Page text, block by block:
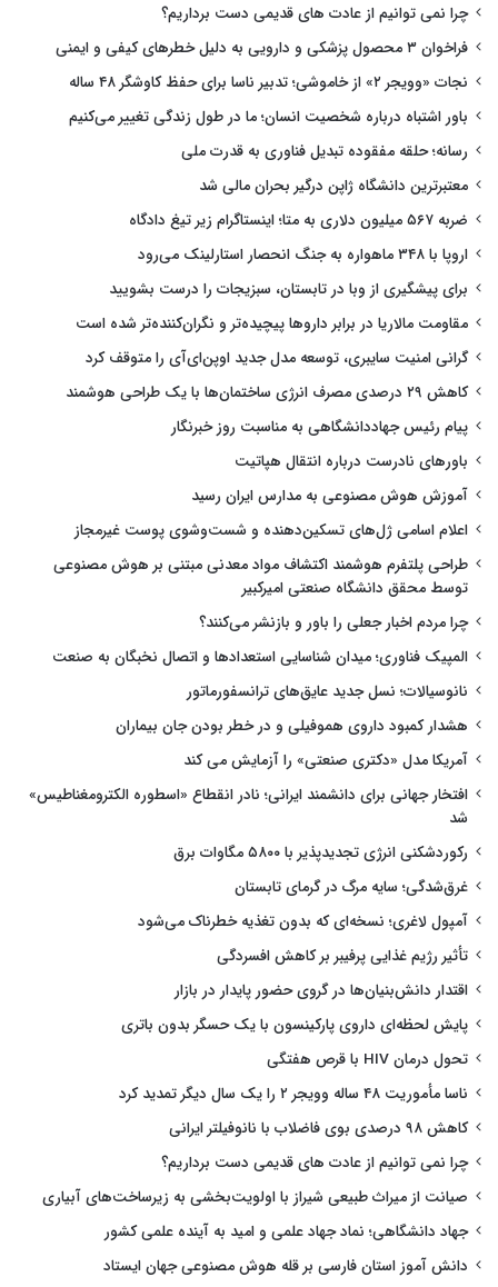
چرا نمی توانیم از عادت های قدیمی دست برداریم؟
فراخوان ۳ محصول پزشکی و دارویی به دلیل خطرهای کیفی و ایمنی
نجات «وویجر ۲» از خاموشی؛ تدبیر ناسا برای حفظ کاوشگر ۴۸ ساله
باور اشتباه درباره شخصیت انسان؛ ما در طول زندگی تغییر می‌کنیم
رسانه؛ حلقه مفقوده تبدیل فناوری به قدرت ملی
معتبرترین دانشگاه ژاپن درگیر بحران مالی شد
ضربه ۵۶۷ میلیون دلاری به متا؛ اینستاگرام زیر تیغ دادگاه
اروپا با ۳۴۸ ماهواره به جنگ انحصار استارلینک می‌رود
برای پیشگیری از وبا در تابستان، سبزیجات را درست بشویید
مقاومت مالاریا در برابر داروها پیچیده‌تر و نگران‌کننده‌تر شده است
گرانی امنیت سایبری، توسعه مدل جدید اوپن‌ای‌آی را متوقف کرد
کاهش ۲۹ درصدی مصرف انرژی ساختمان‌ها با یک طراحی هوشمند
پیام رئیس جهاددانشگاهی به مناسبت روز خبرنگار
باورهای نادرست درباره انتقال هپاتیت
آموزش هوش مصنوعی به مدارس ایران رسید
اعلام اسامی ژل‌های تسکین‌دهنده و شست‌وشوی پوست غیرمجاز
طراحی پلتفرم هوشمند اکتشاف مواد معدنی مبتنی بر هوش مصنوعی
توسط محقق دانشگاه صنعتی امیرکبیر
چرا مردم اخبار جعلی را باور و بازنشر می‌کنند؟
المپیک فناوری؛ میدان شناسایی استعدادها و اتصال نخبگان به صنعت
نانوسیالات؛ نسل جدید عایق‌های ترانسفورماتور
هشدار کمبود داروی هموفیلی و در خطر بودن جان بیماران
آمریکا مدل «دکتری صنعتی» را آزمایش می کند
افتخار جهانی برای دانشمند ایرانی؛ نادر انقطاع «اسطوره الکترومغناطیس»
شد
رکوردشکنی انرژی تجدیدپذیر با ۵۸۰۰ مگاوات برق
غرق‌شدگی؛ سایه مرگ در گرمای تابستان
آمپول لاغری؛ نسخه‌ای که بدون تغذیه خطرناک می‌شود
تأثیر رژیم غذایی پرفیبر بر کاهش افسردگی
اقتدار دانش‌بنیان‌ها در گروی حضور پایدار در بازار
پایش لحظه‌ای داروی پارکینسون با یک حسگر بدون باتری
تحول درمان HIV با قرص هفتگی
ناسا مأموریت ۴۸ ساله وویجر ۲ را یک سال دیگر تمدید کرد
کاهش ۹۸ درصدی بوی فاضلاب با نانوفیلتر ایرانی
چرا نمی توانیم از عادت های قدیمی دست برداریم؟
صیانت از میراث طبیعی شیراز با اولویت‌بخشی به زیرساخت‌های آبیاری
جهاد دانشگاهی؛ نماد جهاد علمی و امید به آینده علمی کشور
دانش آموز استان فارسی بر قله هوش مصنوعی جهان ایستاد